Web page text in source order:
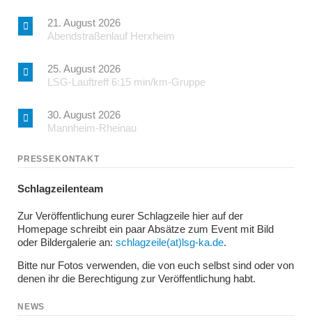
21. August 2026
Abendstraßenlauf Herxheim
25. August 2026
LSG-Lauftreff 6:15 min/km-Gruppe
30. August 2026
Mannheim-Rheinau
PRESSEKONTAKT
Schlagzeilenteam
Zur Veröffentlichung eurer Schlagzeile hier auf der
Homepage schreibt ein paar Absätze zum Event mit Bild
oder Bildergalerie an: schlagzeile(at)lsg-ka.de.
Bitte nur Fotos verwenden, die von euch selbst sind oder von
denen ihr die Berechtigung zur Veröffentlichung habt.
NEWS